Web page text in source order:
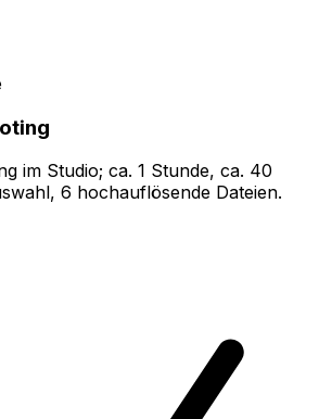
im Studio; ca. 1 Stunde, ca. 40
6 hochauflösende Dateien.